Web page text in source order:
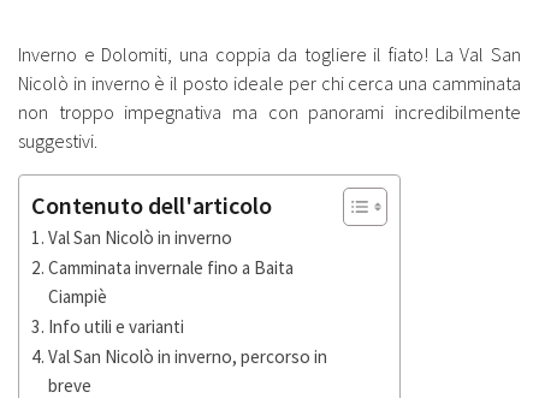
Inverno e Dolomiti, una coppia da togliere il fiato! La Val San
Nicolò in inverno è il posto ideale per chi cerca una camminata
non troppo impegnativa ma con panorami incredibilmente
suggestivi.
Contenuto dell'articolo
Val San Nicolò in inverno
Camminata invernale fino a Baita
Ciampiè
Info utili e varianti
Val San Nicolò in inverno, percorso in
breve